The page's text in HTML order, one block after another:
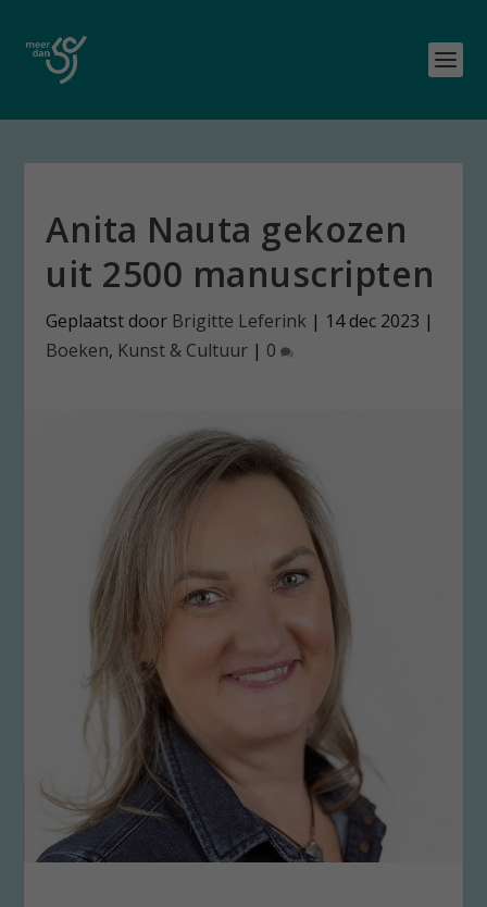
Anita Nauta gekozen
uit 2500 manuscripten
Geplaatst door Brigitte Leferink | 14 dec 2023 |
Boeken, Kunst & Cultuur | 0